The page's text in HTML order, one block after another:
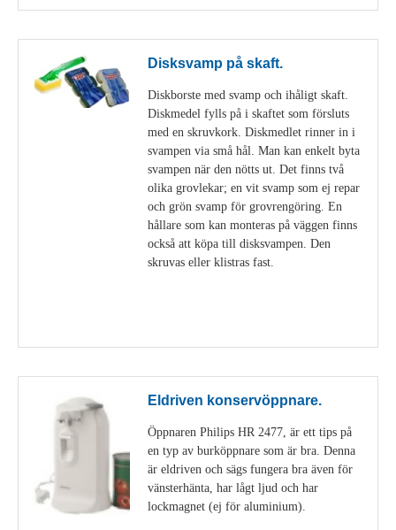
Disksvamp på skaft.
Diskborste med svamp och ihåligt skaft.
Diskmedel fylls på i skaftet som försluts
med en skruvkork. Diskmedlet rinner in i
svampen via små hål. Man kan enkelt byta
svampen när den nötts ut. Det finns två
olika grovlekar; en vit svamp som ej repar
och grön svamp för grovrengöring. En
hållare som kan monteras på väggen finns
också att köpa till disksvampen. Den
skruvas eller klistras fast.
Eldriven konservöppnare.
Öppnaren Philips HR 2477, är ett tips på
en typ av burköppnare som är bra. Denna
är eldriven och sägs fungera bra även för
vänsterhänta, har lågt ljud och har
lockmagnet (ej för aluminium).